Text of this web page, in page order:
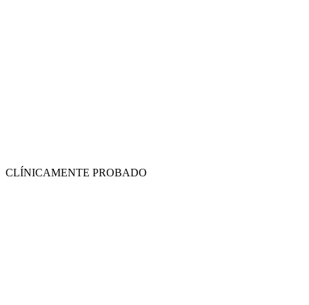
CLÍNICAMENTE PROBADO